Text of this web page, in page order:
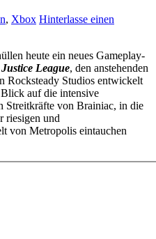
, Xbox Hinterlasse einen
heute ein neues Gameplay-
League, den anstehenden
Rocksteady Studios entwickelt
auf die intensive
Streitkräfte von Brainiac, in die
riesigen und
von Metropolis eintauchen